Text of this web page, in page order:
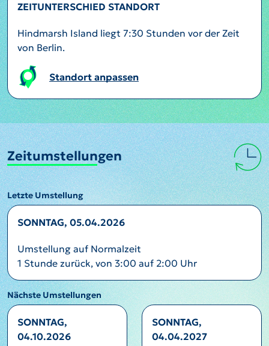
ZEITUNTERSCHIED STANDORT
Hindmarsh Island liegt 7:30 Stunden vor der Zeit
von Berlin.
Standort anpassen
Zeitumstellungen
Letzte Umstellung
SONNTAG, 05.04.2026
Umstellung auf Normalzeit
1 Stunde zurück, von 3:00 auf 2:00 Uhr
Nächste Umstellungen
SONNTAG,
04.10.2026
SONNTAG,
04.04.2027